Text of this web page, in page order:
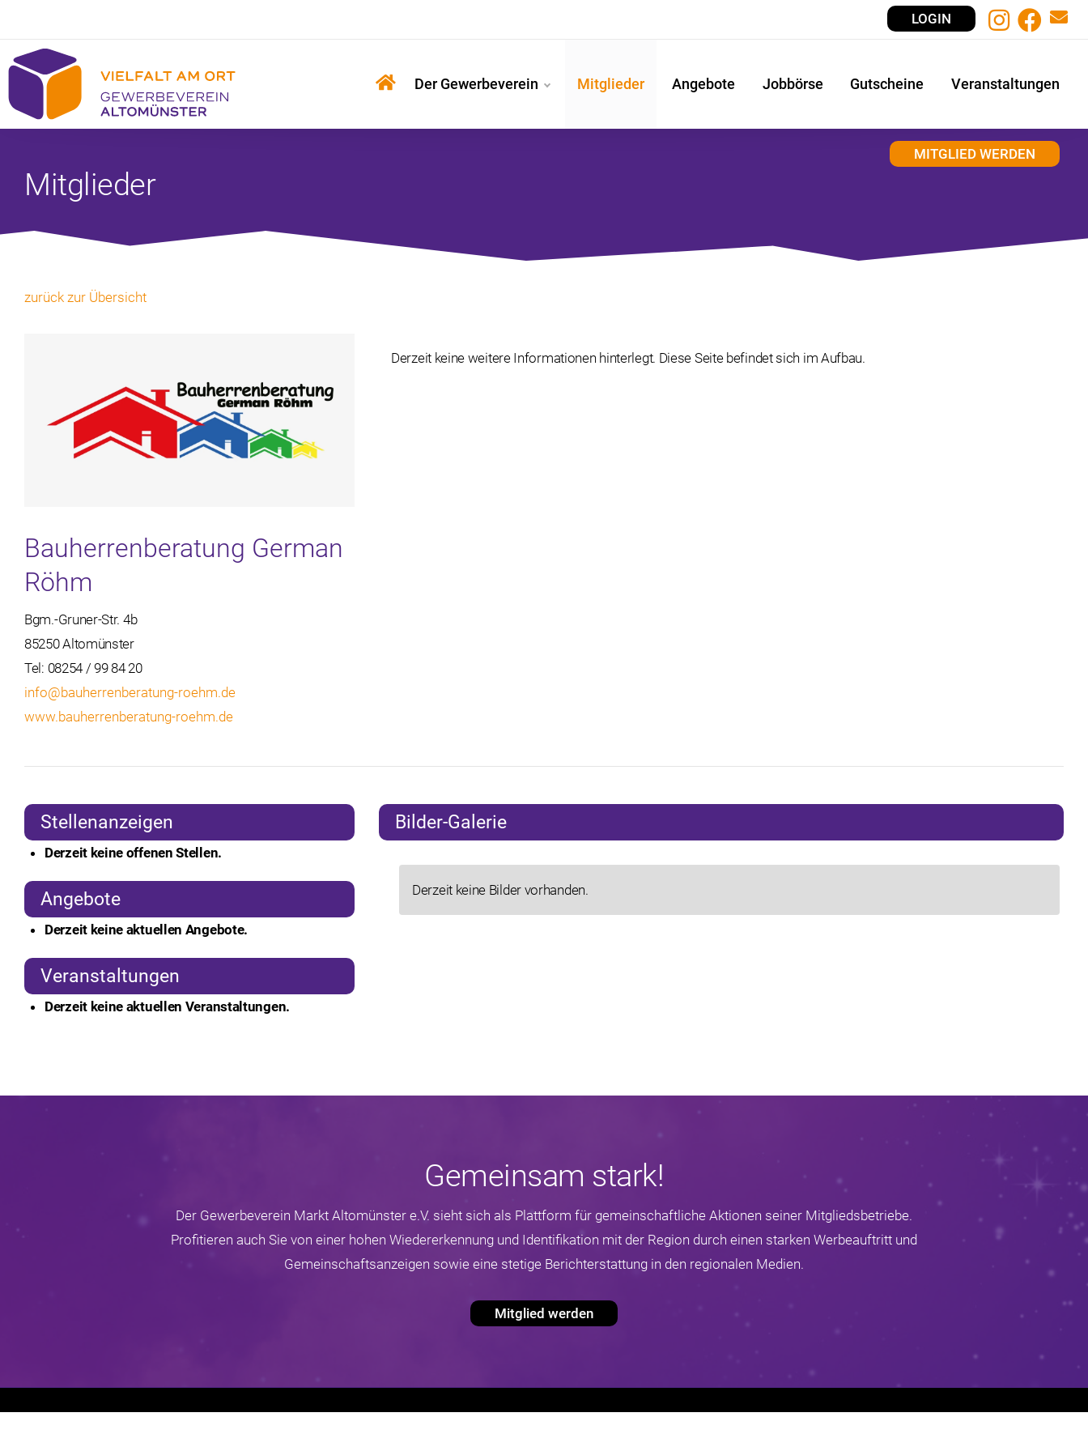
LOGIN
Der Gewerbeverein Mitglieder Angebote Jobbörse Gutscheine Veranstaltungen
MITGLIED WERDEN
Mitglieder
zurück zur Übersicht
Bauherrenberatung German
Röhm
Bgm.-Gruner-Str. 4b
85250 Altomünster
Tel: 08254 / 99 84 20
info@bauherrenberatung-roehm.de
www.bauherrenberatung-roehm.de
Derzeit keine weitere Informationen hinterlegt. Diese Seite befindet sich im Aufbau.
Stellenanzeigen
Derzeit keine offenen Stellen.
Angebote
Derzeit keine aktuellen Angebote.
Veranstaltungen
Derzeit keine aktuellen Veranstaltungen.
Bilder-Galerie
Derzeit keine Bilder vorhanden.
Gemeinsam stark!
Der Gewerbeverein Markt Altomünster e.V. sieht sich als Plattform für gemeinschaftliche Aktionen seiner Mitgliedsbetriebe.
Profitieren auch Sie von einer hohen Wiedererkennung und Identifikation mit der Region durch einen starken Werbeauftritt und
Gemeinschaftsanzeigen sowie eine stetige Berichterstattung in den regionalen Medien.
Mitglied werden